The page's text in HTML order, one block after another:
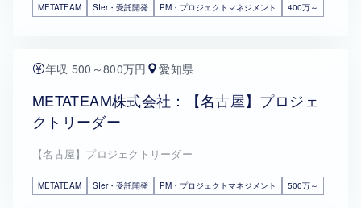
METATEAM SIer・受託開発 PM・プロジェクトマネジメント 400万～
年収 500～800万円 愛知県
METATEAM株式会社：【名古屋】プロジェ
クトリーダー
【名古屋】プロジェクトリーダー
METATEAM SIer・受託開発 PM・プロジェクトマネジメント 500万～